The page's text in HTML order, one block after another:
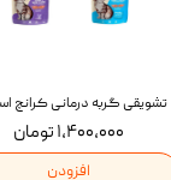
۱,۴۰۰,۰۰۰ تومان
افزودن